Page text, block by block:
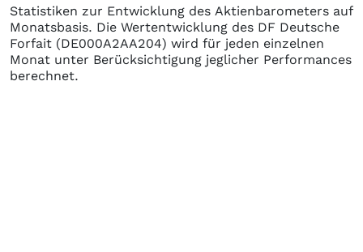
Statistiken zur Entwicklung des Aktienbarometers auf
Monatsbasis. Die Wertentwicklung des DF Deutsche
Forfait (DE000A2AA204) wird für jeden einzelnen
Monat unter Berücksichtigung jeglicher Performances
berechnet.